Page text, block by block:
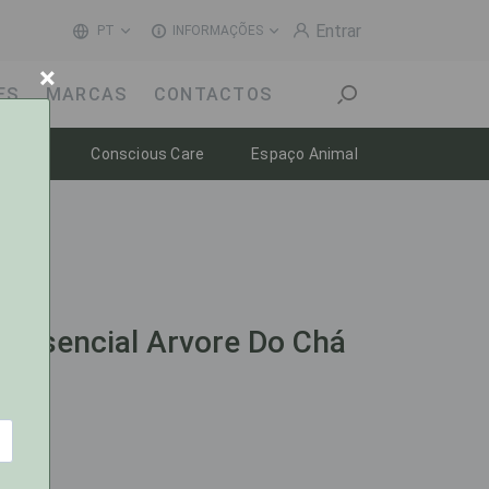
PT INFORMAÇÕES Entrar
MARCAS CONTACTOS
Toggle dropdown
Conscious Care Toggle dropdown
Espaço Animal Toggle
Essencial Arvore Do Chá
×